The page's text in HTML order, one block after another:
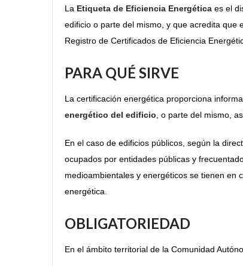
La Etiqueta de Eficiencia Energética es el
edificio o parte del mismo, y que acredita que
Registro de Certificados de Eficiencia
PARA QUÉ SIRVE
La certificación energética proporciona
energético del edificio, o parte del mismo,
En el caso de edificios públicos, según la
ocupados por entidades públicas y
medioambientales y energéticos se tienen en
energética.
OBLIGATORIEDAD
En el ámbito territorial de la Comunidad